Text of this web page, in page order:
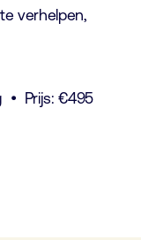
verhelpen,
• Prijs: €495